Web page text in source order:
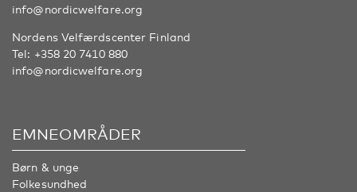
info@nordicwelfare.org
Nordens Velfærdscenter Finland
Tel: +358 20 7410 880
info@nordicwelfare.org
EMNEOMRÅDER
Børn & unge
Folkesundhed